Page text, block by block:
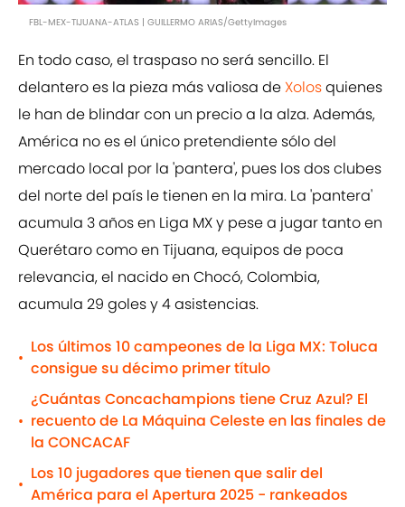
FBL-MEX-TIJUANA-ATLAS | GUILLERMO ARIAS/GettyImages
En todo caso, el traspaso no será sencillo. El
delantero es la pieza más valiosa deXolosquienes
le han de blindar con un precio a la alza. Además,
América no es el único pretendiente sólo del
mercado local por la 'pantera', pues los dos clubes
del norte del país le tienen en la mira. La 'pantera'
acumula 3 años en Liga MX y pese a jugar tanto en
Querétaro como en Tijuana, equipos de poca
relevancia, el nacido en Chocó, Colombia,
acumula 29 goles y 4 asistencias.
•
Los últimos 10 campeones de la Liga MX: Toluca
consigue su décimo primer título
•
¿Cuántas Concachampions tiene Cruz Azul? El
recuento de La Máquina Celeste en las finales de
la CONCACAF
•
Los 10 jugadores que tienen que salir del
América para el Apertura 2025 - rankeados